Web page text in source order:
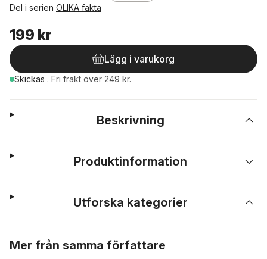
Del i serien OLIKA fakta
199 kr
Lägg i varukorg
Skickas . Fri frakt över 249 kr.
Beskrivning
Produktinformation
Utforska kategorier
Mer från samma författare